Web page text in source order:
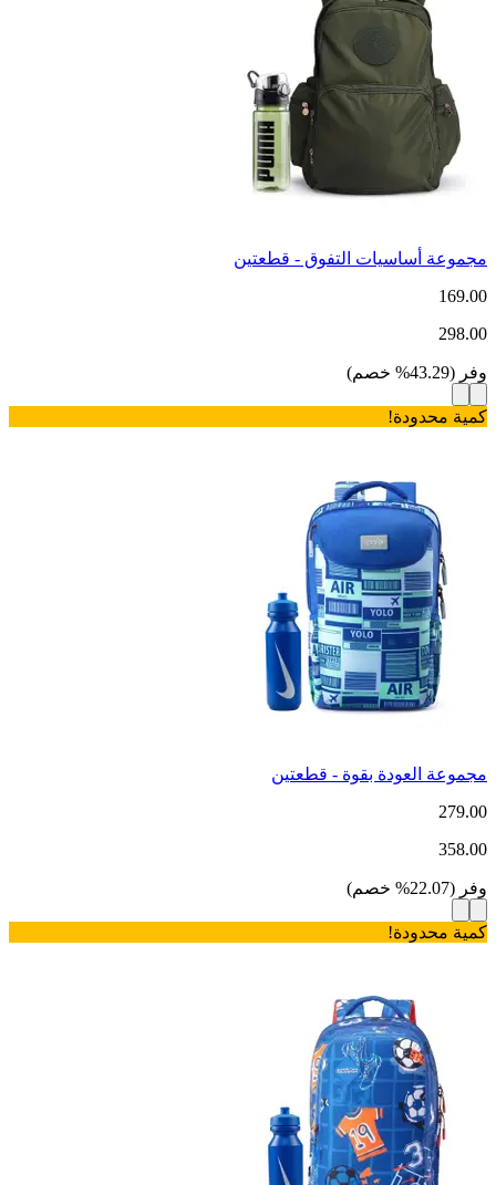
مجموعة أساسيات التفوق - قطعتين
169.00
298.00
وفر (
43.29
% خصم)
كمية محدودة!
مجموعة العودة بقوة - قطعتين
279.00
358.00
وفر (
22.07
% خصم)
كمية محدودة!